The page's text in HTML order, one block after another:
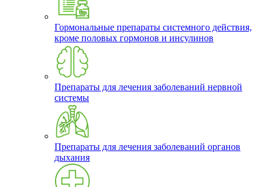
Гормональные препараты системного действия,
кроме половых гормонов и инсулинов
Препараты для лечения заболеваний нервной
системы
Препараты для лечения заболеваний органов
дыхания